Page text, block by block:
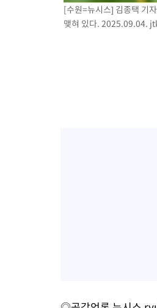
[수원=뉴시스] 김종택 기
맺혀 있다. 2025.09.04.